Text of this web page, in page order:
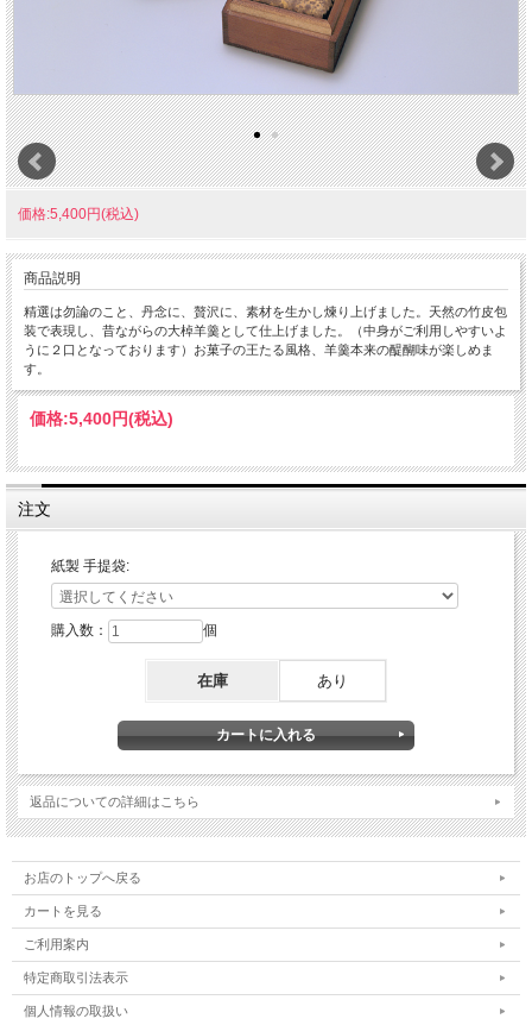
価格:5,400円(税込)
商品説明
精選は勿論のこと、丹念に、贅沢に、素材を生かし煉り上げました。天然の竹皮包
装で表現し、昔ながらの大棹羊羹として仕上げました。（中身がご利用しやすいよ
うに２口となっております）お菓子の王たる風格、羊羹本来の醍醐味が楽しめま
す。
価格:5,400円(税込)
注文
紙製 手提袋:
購入数： 個
在庫 あり
返品についての詳細はこちら
お店のトップへ戻る
カートを見る
ご利用案内
特定商取引法表示
個人情報の取扱い